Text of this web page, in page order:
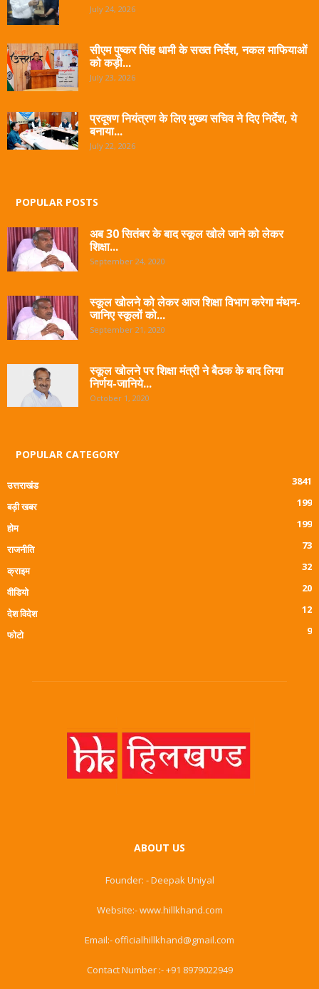
July 24, 2026
सीएम पुष्कर सिंह धामी के सख्त निर्देश, नकल माफियाओं
को कड़ी...
July 23, 2026
प्रदूषण नियंत्रण के लिए मुख्य सचिव ने दिए निर्देश, ये
बनाया...
July 22, 2026
POPULAR POSTS
अब 30 सितंबर के बाद स्कूल खोले जाने को लेकर
शिक्षा...
September 24, 2020
स्कूल खोलने को लेकर आज शिक्षा विभाग करेगा मंथन-
जानिए स्कूलों को...
September 21, 2020
स्कूल खोलने पर शिक्षा मंत्री ने बैठक के बाद लिया
निर्णय-जानिये...
October 1, 2020
POPULAR CATEGORY
उत्तराखंड
3841
बड़ी खबर
199
होम
199
राजनीति
73
क्राइम
32
वीडियो
20
देश विदेश
12
फोटो
9
ABOUT US
Founder: - Deepak Uniyal
Website:- www.hillkhand.com
Email:- officialhillkhand@gmail.com
Contact Number :- +91 8979022949